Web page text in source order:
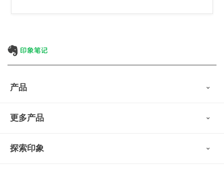
产品
会员权益
印象笔记·剪藏
更多产品
印象图记
探索印象